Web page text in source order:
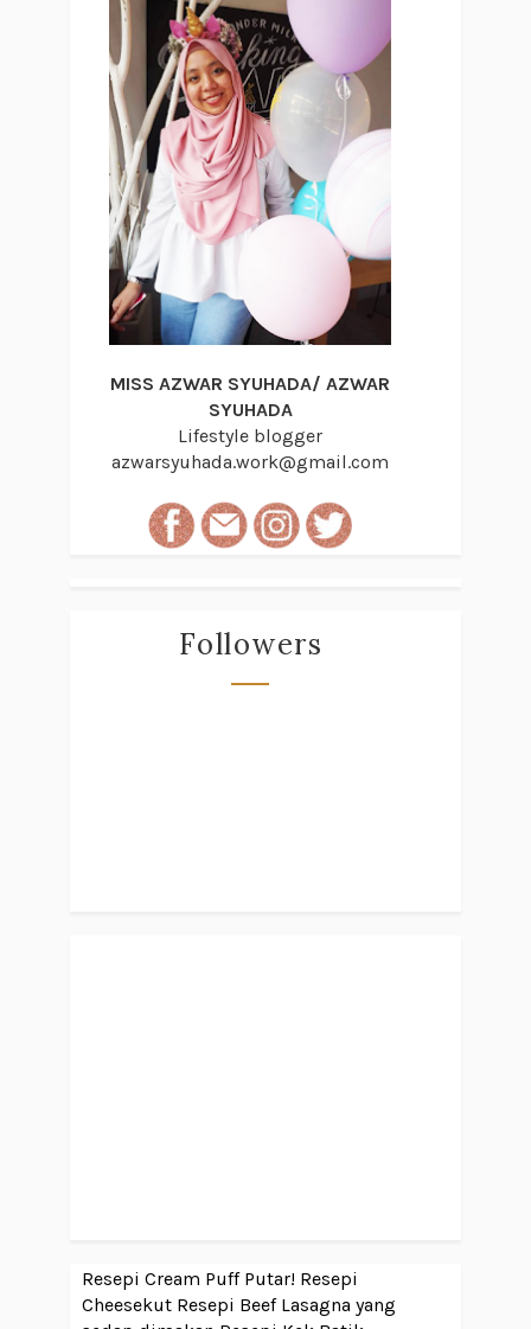
MISS AZWAR SYUHADA/ AZWAR
SYUHADA
Lifestyle blogger
azwarsyuhada.work@gmail.com
Followers
Resepi Cream Puff Putar! Resepi
Cheesekut Resepi Beef Lasagna yang